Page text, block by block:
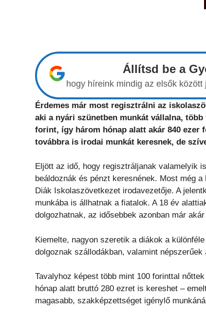
Állítsd be a
hogy híreink mindig az elsők
Érdemes már most regisztrálni az
aki a nyári szünetben munkát vállalna,
forint, így három hónap alatt akár 840 ezer
továbbra is irodai munkát keresnek, de
Eljött az idő, hogy regisztráljanak valamelyik
beáldoznák és pénzt keresnének. Most még
Diák Iskolaszövetkezet irodavezetője. A
munkába is állhatnak a fiatalok. A 18 év
dolgozhatnak, az idősebbek azonban már
Kiemelte, nagyon szeretik a diákok a
dolgoznak szállodákban, valamint
Tavalyhoz képest több mint 100 forinttal
hónap alatt bruttó 280 ezret is kereshet –
magasabb, szakképzettséget igénylő